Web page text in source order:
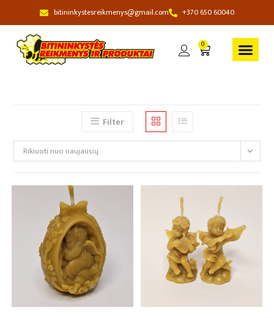
bitininkystesreikmenys@gmail.com +370 650 60040
0
Filter
Rikiuoti nuo naujausių